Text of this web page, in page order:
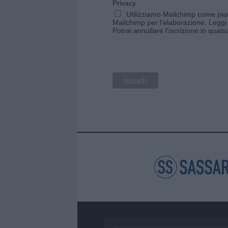
Privacy
Utilizziamo Mailchimp come
Mailchimp per l'elaborazione.
Potrai annullare l'iscrizione in